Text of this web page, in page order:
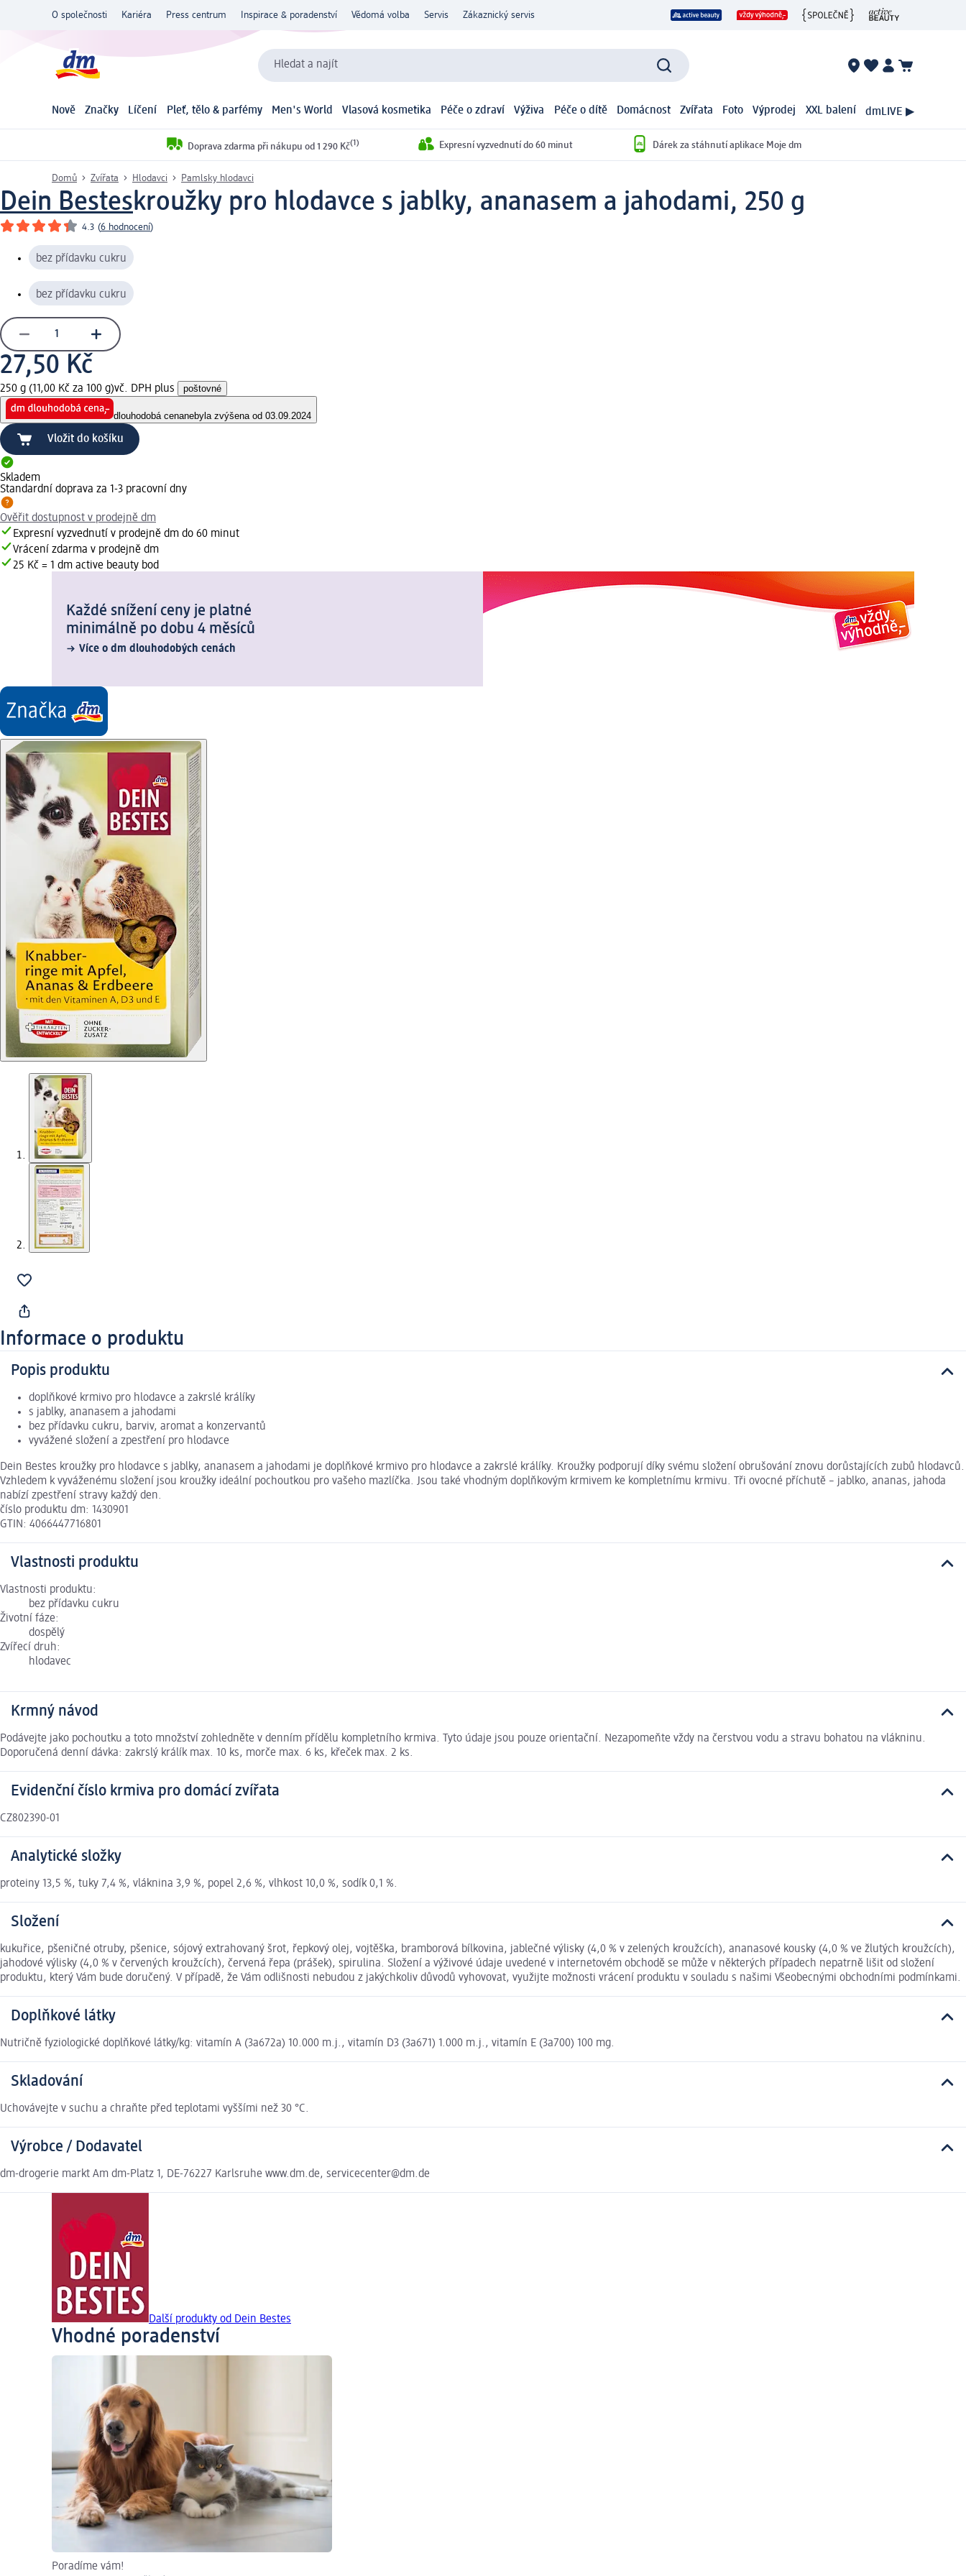
O společnosti Kariéra Press centrum Inspirace & poradenství Vědomá volba Servis Zákaznický servis
Hledat a najít
Nově Značky Líčení Pleť, tělo & parfémy Men's World Vlasová kosmetika Péče o zdraví Výživa Péče o dítě Domácnost Zvířata Foto Výprodej XXL balení dmLIVE ▶
Doprava zdarma při nákupu od 1 290 Kč(1) Expresní vyzvednutí do 60 minut Dárek za stáhnutí aplikace Moje dm
Domů Zvířata Hlodavci Pamlsky hlodavci
Dein Besteskroužky pro hlodavce s jablky, ananasem a jahodami, 250 g
4.3 (6 hodnocení)
bez přídavku cukru
bez přídavku cukru
27,50 Kč
250 g (11,00 Kč za 100 g)vč. DPH plus poštovné
dlouhodobá cenanebyla zvýšena od 03.09.2024
Vložit do košíku
Skladem
Standardní doprava za 1-3 pracovní dny
Ověřit dostupnost v prodejně dm
Expresní vyzvednutí v prodejně dm do 60 minut
Vrácení zdarma v prodejně dm
25 Kč = 1 dm active beauty bod
Každé snížení ceny je platné
minimálně po dobu 4 měsíců
Více o dm dlouhodobých cenách
Informace o produktu
Popis produktu
doplňkové krmivo pro hlodavce a zakrslé králíky
s jablky, ananasem a jahodami
bez přídavku cukru, barviv, aromat a konzervantů
vyvážené složení a zpestření pro hlodavce
Dein Bestes kroužky pro hlodavce s jablky, ananasem a jahodami je doplňkové krmivo pro hlodavce a zakrslé králíky. Kroužky podporují díky svému složení obrušování znovu dorůstajících zubů hlodavců.
Vzhledem k vyváženému složení jsou kroužky ideální pochoutkou pro vašeho mazlíčka. Jsou také vhodným doplňkovým krmivem ke kompletnímu krmivu. Tři ovocné příchutě – jablko, ananas, jahoda
nabízí zpestření stravy každý den.
číslo produktu dm: 1430901
GTIN: 4066447716801
Vlastnosti produktu
Vlastnosti produktu:
bez přídavku cukru
Životní fáze:
dospělý
Zvířecí druh:
hlodavec
Krmný návod
Podávejte jako pochoutku a toto množství zohledněte v denním přídělu kompletního krmiva. Tyto údaje jsou pouze orientační. Nezapomeňte vždy na čerstvou vodu a stravu bohatou na vlákninu.
Doporučená denní dávka: zakrslý králík max. 10 ks, morče max. 6 ks, křeček max. 2 ks.
Evidenční číslo krmiva pro domácí zvířata
CZ802390-01
Analytické složky
proteiny 13,5 %, tuky 7,4 %, vláknina 3,9 %, popel 2,6 %, vlhkost 10,0 %, sodík 0,1 %.
Složení
kukuřice, pšeničné otruby, pšenice, sójový extrahovaný šrot, řepkový olej, vojtěška, bramborová bílkovina, jablečné výlisky (4,0 % v zelených kroužcích), ananasové kousky (4,0 % ve žlutých kroužcích),
jahodové výlisky (4,0 % v červených kroužcích), červená řepa (prášek), spirulina. Složení a výživové údaje uvedené v internetovém obchodě se může v některých případech nepatrně lišit od složení
produktu, který Vám bude doručený. V případě, že Vám odlišnosti nebudou z jakýchkoliv důvodů vyhovovat, využijte možnosti vrácení produktu v souladu s našimi Všeobecnými obchodními podmínkami.
Doplňkové látky
Nutričně fyziologické doplňkové látky/kg: vitamín A (3a672a) 10.000 m.j., vitamín D3 (3a671) 1.000 m.j., vitamín E (3a700) 100 mg.
Skladování
Uchovávejte v suchu a chraňte před teplotami vyššími než 30 °C.
Výrobce / Dodavatel
dm-drogerie markt Am dm-Platz 1, DE-76227 Karlsruhe www.dm.de, servicecenter@dm.de
Další produkty od Dein Bestes
Vhodné poradenství
Poradíme vám!